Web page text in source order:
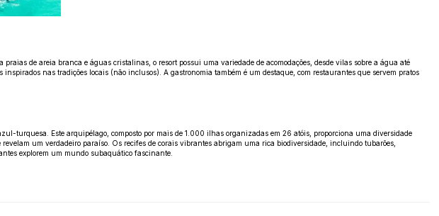
de areia branca e águas cristalinas, o resort possui uma variedade de acomodações, desde vilas sobre a água até
nas tradições locais (não inclusos). A gastronomia também é um destaque, com restaurantes que servem pratos
turquesa. Este arquipélago, composto por mais de 1.000 ilhas organizadas em 26 atóis, proporciona uma diversidade
um verdadeiro paraíso. Os recifes de corais vibrantes abrigam uma rica biodiversidade, incluindo tubarões,
explorem um mundo subaquático fascinante.